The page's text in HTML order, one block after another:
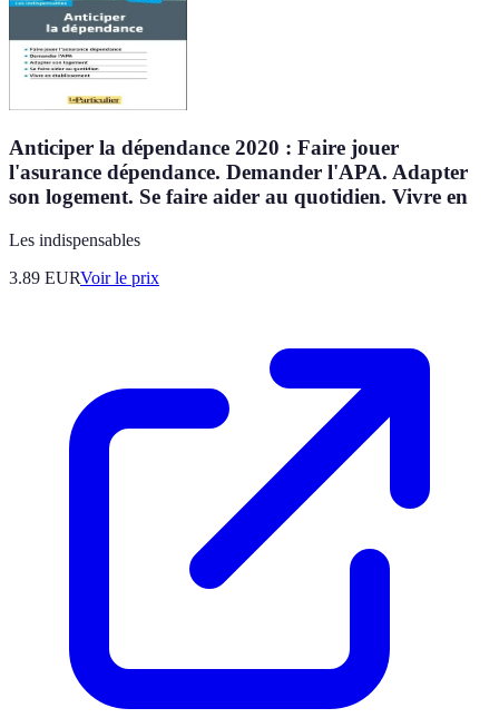
Anticiper la dépendance 2020 : Faire jouer
l'asurance dépendance. Demander l'APA. Adapter
son logement. Se faire aider au quotidien. Vivre en
Les indispensables
3.89 EURVoir le prix